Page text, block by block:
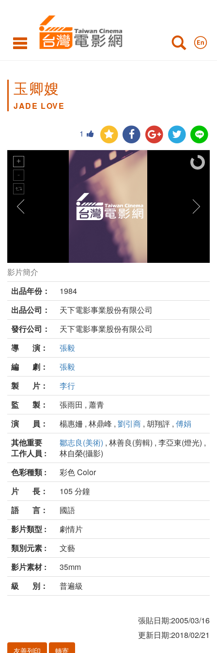
玉卿嫂
JADE LOVE
1
玉卿嫂劇照
影片簡介
出品年份：
1984
出品公司：
天下電影事業股份有限公司
發行公司：
天下電影事業股份有限公司
導 演：
張毅
編 劇：
張毅
製 片：
李行
監 製：
張雨田 , 蕭青
演 員：
楊惠姍 , 林鼎峰 , 劉引商 , 胡翔評 , 傅娟
其他重要
工作人員 :
鄒志良(美術) , 林善良(剪輯) , 李亞東(燈光) ,
林自榮(攝影)
色彩種類 :
彩色 Color
片 長：
105 分鐘
語 言：
國語
影片類型 :
劇情片
類別元素 :
文藝
影片素材 :
35mm
級 別：
普遍級
張貼日期:2005/03/16
更新日期:2018/02/21
友善列印 轉寄